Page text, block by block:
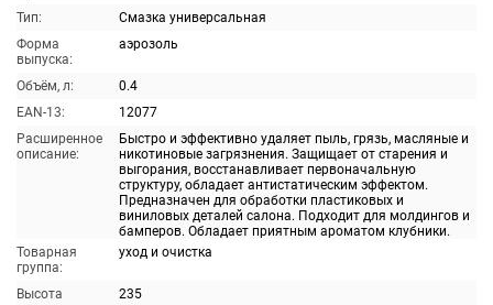
Тип:
Смазка универсальная
Форма
выпуска:
аэрозоль
Объём, л:
0.4
EAN-13:
12077
Расширенное
описание:
Быстро и эффективно удаляет пыль, грязь, масляные и
никотиновые загрязнения. Защищает от старения и
выгорания, восстанавливает первоначальную
структуру, обладает антистатическим эффектом.
Предназначен для обработки пластиковых и
виниловых деталей салона. Подходит для молдингов и
бамперов. Обладает приятным ароматом клубники.
Товарная
группа:
уход и очистка
Высота
235